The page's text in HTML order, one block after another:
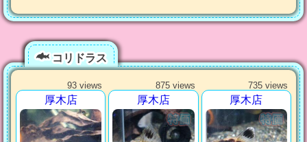
コリドラス
93 views
厚木店
875 views
厚木店
735 views
厚木店